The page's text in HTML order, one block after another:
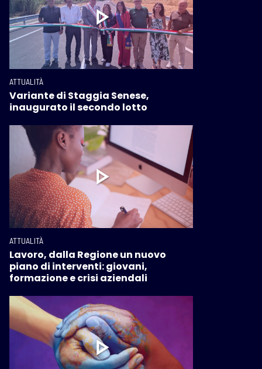
ATTUALITÀ
Variante di Staggia Senese,
inaugurato il secondo lotto
ATTUALITÀ
Lavoro, dalla Regione un nuovo
piano di interventi: giovani,
formazione e crisi aziendali